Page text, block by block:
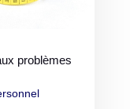
problèmes